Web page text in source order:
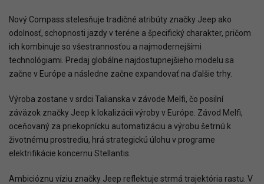
Nový Compass stelesňuje tradičné atribúty značky Jeep ako
odolnosť, schopnosti jazdy v teréne a špecifický charakter, pričom
ich kombinuje so všestrannosťou a najmodernejšími
technológiami. Predaj globálne najdostupnejšieho modelu sa
začne v Európe a následne začne expandovať na ďalšie trhy.
Výroba zostane v srdci Talianska v závode Melfi, čo posilní
záväzok značky Jeep k lokalizácii výroby v Európe. Závod Melfi,
oceňovaný za priekopnícku automatizáciu a výrobu šetrnú k
životnému prostrediu, hrá strategickú úlohu v programe
elektrifikácie koncernu Stellantis.
Ambicióznu víziu značky Jeep reflektuje strmá trajektória rastu. V